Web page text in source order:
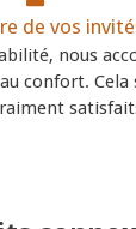
de vos
nous
confort. Cela